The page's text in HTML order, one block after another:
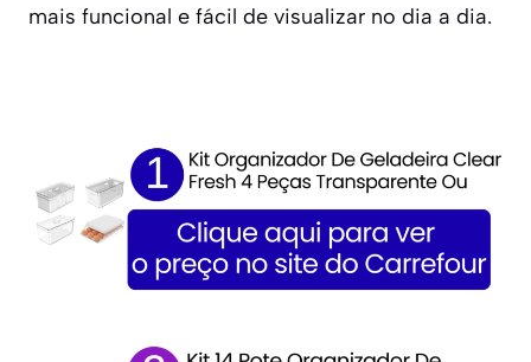
mais funcional e fácil de visualizar no dia a dia.